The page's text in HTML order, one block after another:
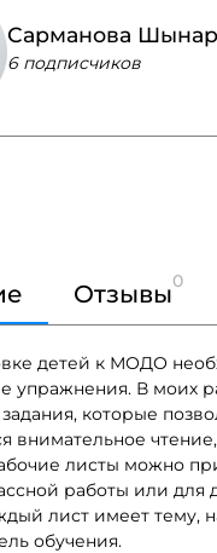
Сарманова Шынар
6 подписчиков
Отзывы0
детей к МОДО
упражнения. В моих
которые
внимательное
листы можно
работы или для
лист имеет тему,
обучения.